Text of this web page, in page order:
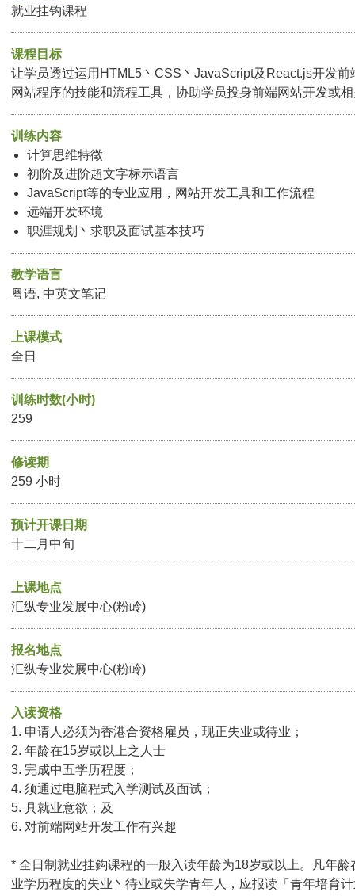
就业挂钩课程
课程目标
让学员透过运用HTML5丶CSS丶JavaScript及React.js开发
网站程序的技能和流程工具，协助学员投身前端网站开发或
训练内容
计算思维特徵
初阶及进阶超文字标示语言
JavaScript等的专业应用，网站开发工具和工作流程
远端开发环境
职涯规划丶求职及面试基本技巧
教学语言
粤语, 中英文笔记
上课模式
全日
训练时数(小时)
259
修读期
259 小时
预计开课日期
十二月中旬
上课地点
汇纵专业发展中心(粉岭)
报名地点
汇纵专业发展中心(粉岭)
入读资格
1. 申请人必须为香港合资格雇员，现正失业或待业；
2. 年龄在15岁或以上之人士
3. 完成中五学历程度；
4. 须通过电脑程式入学测试及面试；
5. 具就业意欲；及
6. 对前端网站开发工作有兴趣
* 全日制就业挂鈎课程的一般入读年龄为18岁或以上。凡年
业学历程度的失业丶待业或失学青年人，应报读「青年培育